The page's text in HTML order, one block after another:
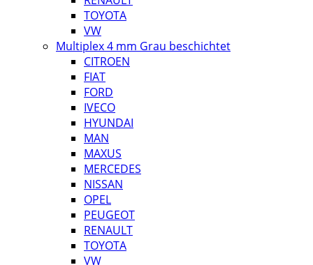
TOYOTA
VW
Multiplex 4 mm Grau beschichtet
CITROEN
FIAT
FORD
IVECO
HYUNDAI
MAN
MAXUS
MERCEDES
NISSAN
OPEL
PEUGEOT
RENAULT
TOYOTA
VW